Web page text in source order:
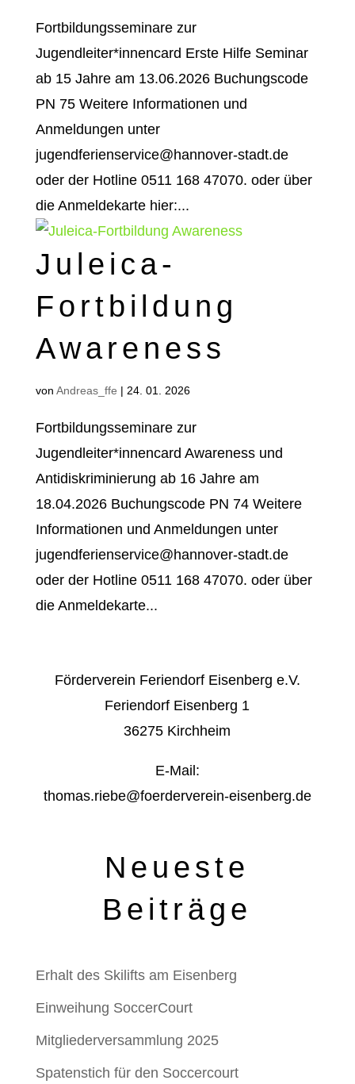
Fortbildungsseminare zur
Jugendleiter*innencard Erste Hilfe Seminar
ab 15 Jahre am 13.06.2026 Buchungscode
PN 75 Weitere Informationen und
Anmeldungen unter
jugendferienservice@hannover-stadt.de
oder der Hotline 0511 168 47070. oder über
die Anmeldekarte hier:...
Juleica-
Fortbildung
Awareness
von Andreas_ffe | 24. 01. 2026
Fortbildungsseminare zur
Jugendleiter*innencard Awareness und
Antidiskriminierung ab 16 Jahre am
18.04.2026 Buchungscode PN 74 Weitere
Informationen und Anmeldungen unter
jugendferienservice@hannover-stadt.de
oder der Hotline 0511 168 47070. oder über
die Anmeldekarte...
Förderverein Feriendorf Eisenberg e.V.
Feriendorf Eisenberg 1
36275 Kirchheim
E-Mail:
thomas.riebe@foerderverein-eisenberg.de
Neueste
Beiträge
Erhalt des Skilifts am Eisenberg
Einweihung SoccerCourt
Mitgliederversammlung 2025
Spatenstich für den Soccercourt